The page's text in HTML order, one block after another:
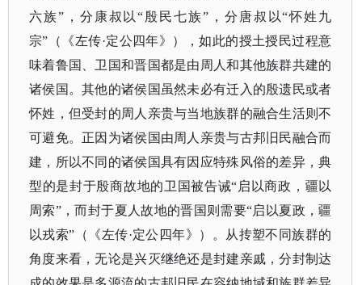
六族”，分康叔以“殷民七族”，分唐叔以“怀姓九
宗”（《左传·定公四年》），如此的授土授民过程意
味着鲁国、卫国和晋国都是由周人和其他族群共建的
诸侯国。其他的诸侯国虽然未必有迁入的殷遗民或者
怀姓，但受封的周人亲贵与当地族群的融合生活则不
可避免。正因为诸侯国由周人亲贵与古邦旧民融合而
建，所以不同的诸侯国具有因应特殊风俗的差异，典
型的是封于殷商故地的卫国被告诫“启以商政，疆以
周索”，而封于夏人故地的晋国则需要“启以夏政，疆
以戎索”（《左传·定公四年》）。从抟塑不同族群的
角度来看，无论是兴灭继绝还是封建亲戚，分封制达